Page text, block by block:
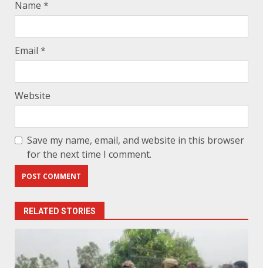
Name *
Email *
Website
Save my name, email, and website in this browser
for the next time I comment.
RELATED STORIES